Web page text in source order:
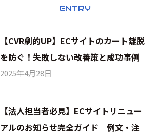
ENTRY
【CVR劇的UP】ECサイトのカート離脱
を防ぐ！失敗しない改善策と成功事例
2025年4月28日
【法人担当者必見】ECサイトリニュー
アルのお知らせ完全ガイド｜例文・注